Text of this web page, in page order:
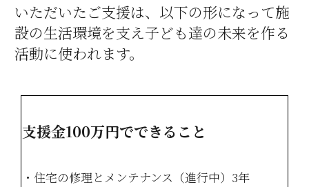
いただいたご支援は、以下の形になって施
設の生活環境を支え子ども達の未来を作る
活動に使われます。
支援金100万円でできること
・住宅の修理とメンテナンス（進行中）3年